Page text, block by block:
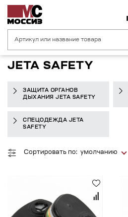
Главная страница
JETA SAFETY
ЗАЩИТА ОРГАНОВ
ДЫХАНИЯ JETA SAFETY
СПЕЦОДЕЖДА JETA
SAFETY
Сортировать по: умолчанию